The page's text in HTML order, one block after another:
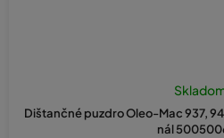
Dištančné puzdro Oleo-Mac 937,
nál